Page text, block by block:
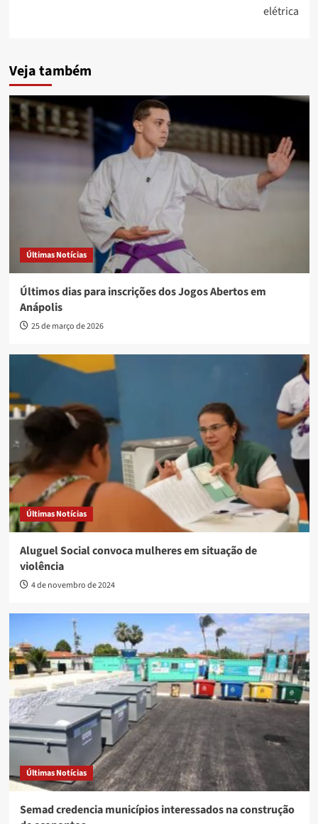
elétrica
Veja também
Últimas Notícias
Últimos dias para inscrições dos Jogos Abertos em
Anápolis
25 de março de 2026
Últimas Notícias
Aluguel Social convoca mulheres em situação de
violência
4 de novembro de 2024
Últimas Notícias
Semad credencia municípios interessados na construção